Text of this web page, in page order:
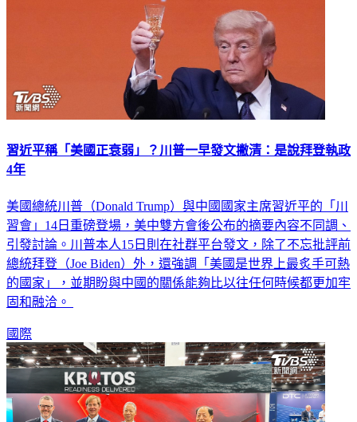
習近平稱「美國正衰弱」？川普一早發文撇清：是說拜登執政
4年
美國總統川普（Donald Trump）與中國國家主席習近平的「川
習會」14日重磅登場，美中雙方會後公布的摘要內容不同調、
引發討論。川普本人15日則在社群平台發文，除了不忘批評前
總統拜登（Joe Biden）外，還強調「美國是世界上最炙手可熱
的國家」，並期盼與中國的關係能夠比以往任何時候都更加牢
固和融洽。
國際